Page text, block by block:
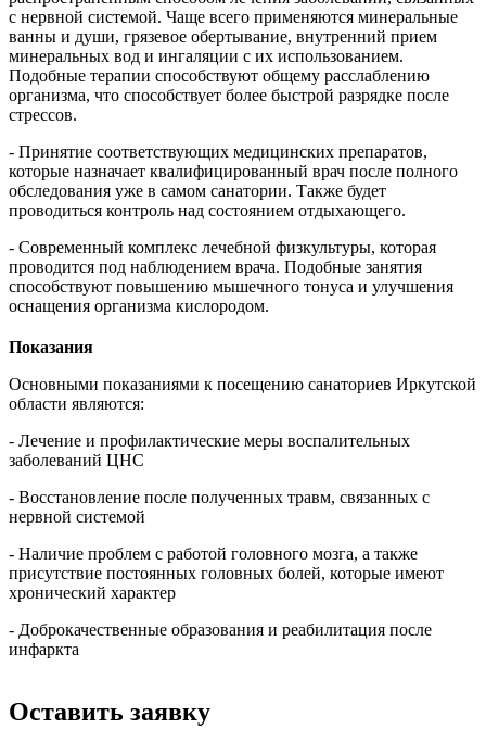
с нервной системой. Чаще всего применяются минеральные
ванны и души, грязевое обертывание, внутренний прием
минеральных вод и ингаляции с их использованием.
Подобные терапии способствуют общему расслаблению
организма, что способствует более быстрой разрядке после
стрессов.
- Принятие соответствующих медицинских препаратов,
которые назначает квалифицированный врач после полного
обследования уже в самом санатории. Также будет
проводиться контроль над состоянием отдыхающего.
- Современный комплекс лечебной физкультуры, которая
проводится под наблюдением врача. Подобные занятия
способствуют повышению мышечного тонуса и улучшения
оснащения организма кислородом.
Показания
Основными показаниями к посещению санаториев Иркутской
области являются:
- Лечение и профилактические меры воспалительных
заболеваний ЦНС
- Восстановление после полученных травм, связанных с
нервной системой
- Наличие проблем с работой головного мозга, а также
присутствие постоянных головных болей, которые имеют
хронический характер
- Доброкачественные образования и реабилитация после
инфаркта
Оставить заявку